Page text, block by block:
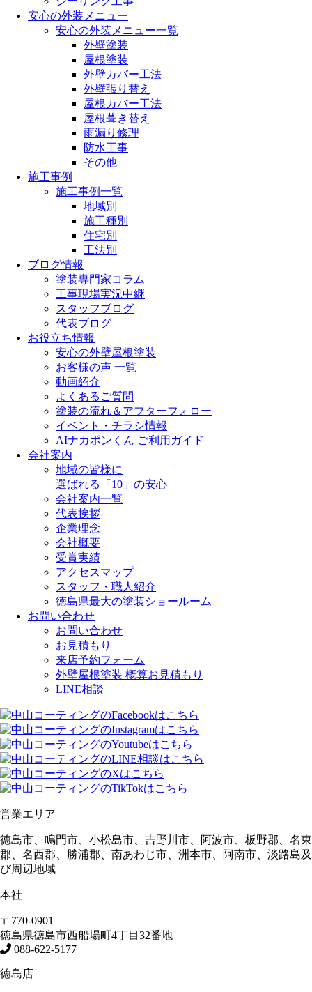
安心の外装メニュー
安心の外装メニュー一覧
外壁塗装
屋根塗装
外壁カバー工法
外壁張り替え
屋根カバー工法
屋根葺き替え
雨漏り修理
防水工事
その他
施工事例
施工事例一覧
地域別
施工種別
住宅別
工法別
ブログ情報
塗装専門家コラム
工事現場実況中継
スタッフブログ
代表ブログ
お役立ち情報
安心の外壁屋根塗装
お客様の声 一覧
動画紹介
よくあるご質問
塗装の流れ＆アフターフォロー
イベント・チラシ情報
AIナカポンくん ご利用ガイド
会社案内
地域の皆様に
選ばれる「10」の安心
会社案内一覧
代表挨拶
企業理念
会社概要
受賞実績
アクセスマップ
スタッフ・職人紹介
徳島県最大の塗装ショールーム
お問い合わせ
お問い合わせ
お見積もり
来店予約フォーム
外壁屋根塗装 概算お見積もり
LINE相談
営業エリア
徳島市、鳴門市、小松島市、吉野川市、阿波市、板野郡、名東
郡、名西郡、勝浦郡、南あわじ市、洲本市、阿南市、淡路島及
び周辺地域
本社
〒770-0901
徳島県徳島市西船場町4丁目32番地
088-622-5177
徳島店